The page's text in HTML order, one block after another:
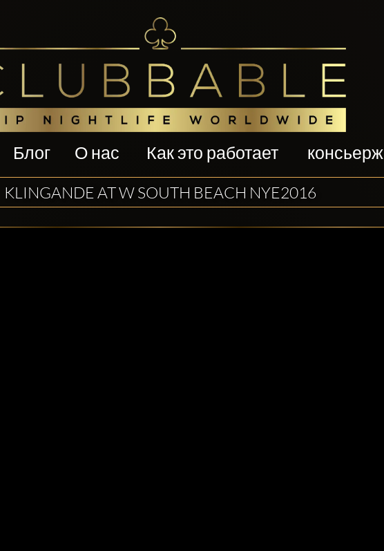
Блог О нас Как это работает консьерж
KLINGANDE AT W SOUTH BEACH NYE2016